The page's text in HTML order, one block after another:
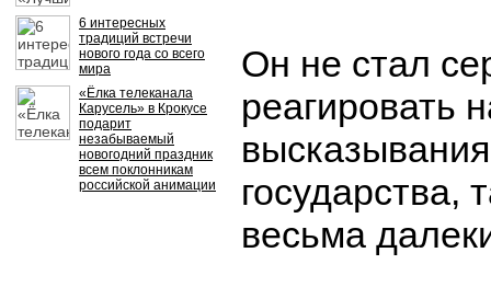
6 интересных
традиций встречи
нового года со всего
мира
«Ёлка телеканала
Карусель» в Крокусе
подарит
незабываемый
новогодний праздник
всем поклонникам
российской анимации
Он не стал
реагировать
государства,
весьма